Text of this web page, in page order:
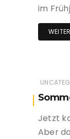
im
Jetzt
Aber